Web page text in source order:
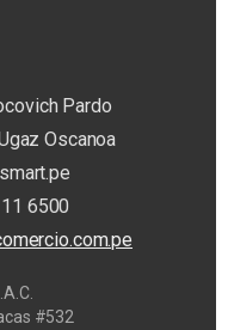
Pardo
Oscanoa
6500
#532